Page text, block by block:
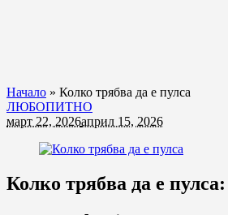
Начало » Колко трябва да е пулса
ЛЮБОПИТНО
март 22, 2026април 15, 2026
Колко трябва да е